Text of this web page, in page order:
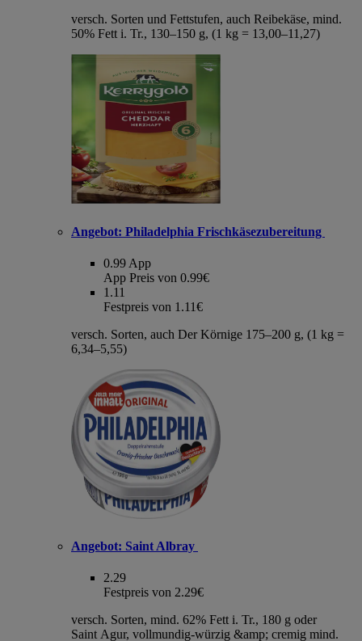
versch. Sorten und Fettstufen, auch Reibekäse, mind.
50% Fett i. Tr., 130–150 g, (1 kg = 13,00–11,27)
Angebot: Philadelphia Frischkäsezubereitung
0.99 App
App Preis von 0.99€
1.11
Festpreis von 1.11€
versch. Sorten, auch Der Körnige 175–200 g, (1 kg =
6,34–5,55)
Angebot: Saint Albray
2.29
Festpreis von 2.29€
versch. Sorten, mind. 62% Fett i. Tr., 180 g oder
Saint Agur, vollmundig-würzig &amp; cremig mind.